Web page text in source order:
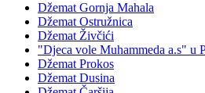
Džemat Gornja Mahala
Džemat Ostružnica
Džemat Živčići
"Djeca vole Muhammeda a.s" u
Džemat Prokos
Džemat Dusina